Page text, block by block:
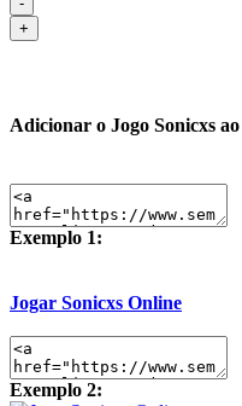
Adicionar o Jogo Sonicxs
Exemplo 1:
Jogar Sonicxs Online
Exemplo 2: